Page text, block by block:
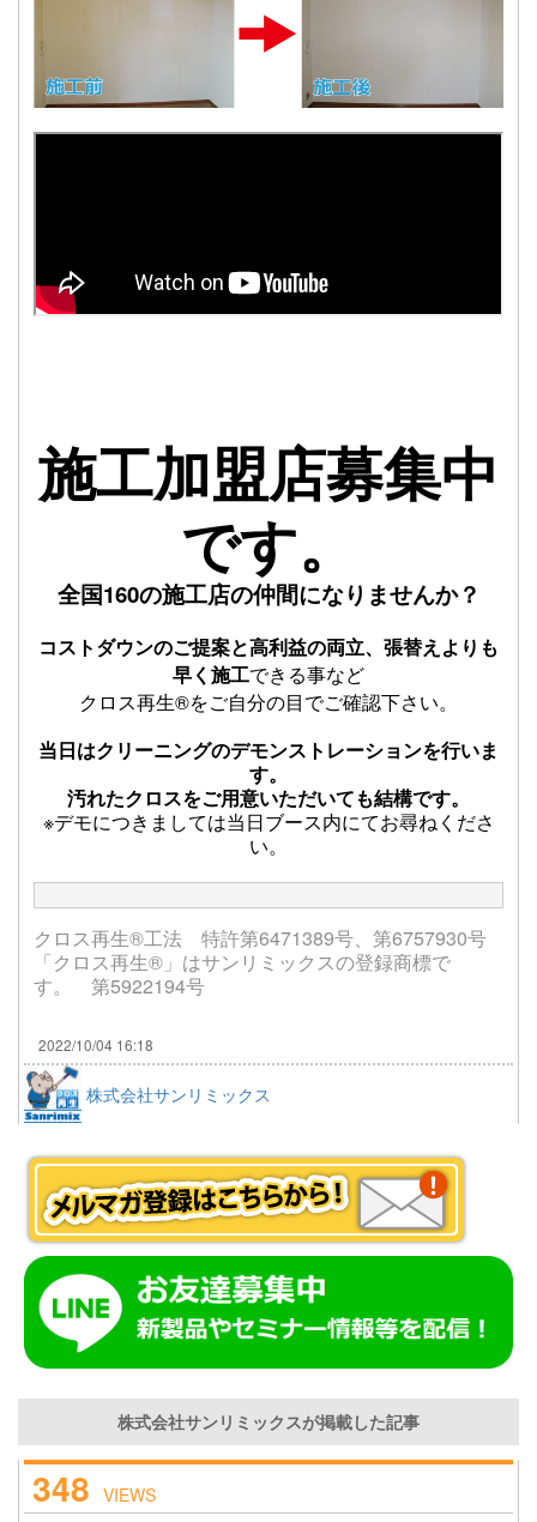
施工加盟店募集中
です。
全国160の施工店の仲間になりませんか？
コストダウンのご提案と高利益の両立、張替えよりも
早く施工できる事など
クロス再生®をご自分の目でご確認下さい。
当日はクリーニングのデモンストレーションを行いま
す。
汚れたクロスをご用意いただいても結構です。
※デモにつきましては当日ブース内にてお尋ねくださ
い。
クロス再生®工法 特許第6471389号、第6757930号
「クロス再生®」はサンリミックスの登録商標で
す。 第5922194号
2022/10/04 16:18
株式会社サンリミックス
株式会社サンリミックスが掲載した記事
348 VIEWS